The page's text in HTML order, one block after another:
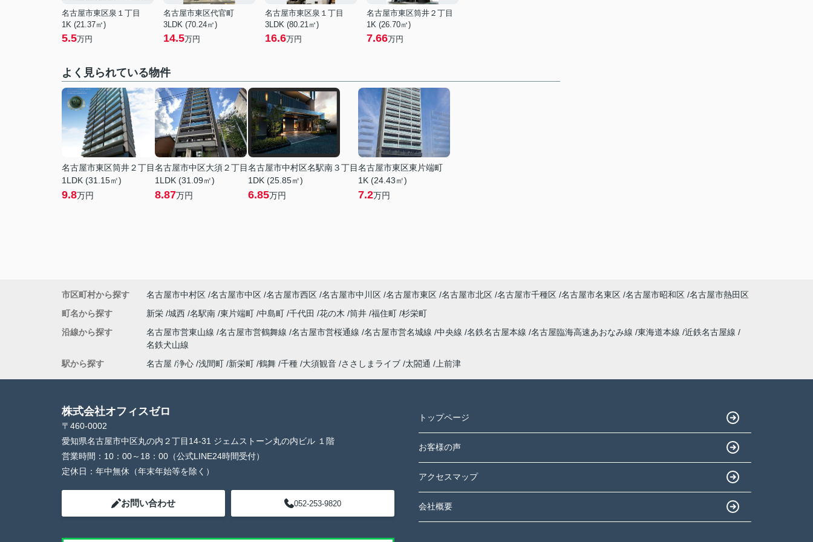
名古屋市東区泉１丁目
1K (21.37㎡)
5.5万円
名古屋市東区代官町
3LDK (70.24㎡)
14.5万円
名古屋市東区泉１丁目
3LDK (80.21㎡)
16.6万円
名古屋市東区筒井２丁目
1K (26.70㎡)
7.66万円
よく見られている物件
名古屋市東区筒井２丁目
1LDK (31.15㎡)
9.8万円
名古屋市中区大須２丁目
1LDK (31.09㎡)
8.87万円
名古屋市中村区名駅南３丁目
1DK (25.85㎡)
6.85万円
名古屋市東区東片端町
1K (24.43㎡)
7.2万円
市区町村から探す 名古屋市中村区 名古屋市中区 名古屋市西区 名古屋市中川区 名古屋市東区 名古屋市北区 名古屋市千種区 名古屋市名東区 名古屋市昭和区 名古屋市熱田区
町名から探す
新栄 城西 名駅南 東片端町 中島町 千代田 花の木 筒井 福住町 杉栄町
沿線から探す
名古屋市営東山線 名古屋市営鶴舞線 名古屋市営桜通線 名古屋市営名城線 中央線 名鉄名古屋本線 名古屋臨海高速あおなみ線 東海道本線 近鉄名古屋線
名鉄犬山線
駅から探す
名古屋 浄心 浅間町 新栄町 鶴舞 千種 大須観音 ささしまライブ 太閤通 上前津
株式会社オフィスゼロ
〒460-0002
愛知県名古屋市中区丸の内２丁目14-31 ジェムストーン丸の内ビル １階
営業時間： 10：00～18：00（公式LINE24時間受付）
定休日： 年中無休（年末年始等を除く）
お問い合わせ 052-253-9820
トップページ
お客様の声
アクセスマップ
会社概要